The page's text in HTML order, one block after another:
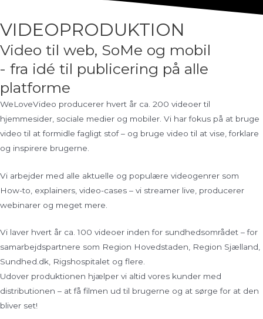
VIDEOPRODUKTION
Video til web, SoMe og mobil
- fra idé til publicering på alle
platforme
WeLoveVideo producerer hvert år ca. 200 videoer til
hjemmesider, sociale medier og mobiler. Vi har fokus på at bruge
video til at formidle fagligt stof – og bruge video til at vise, forklare
og inspirere brugerne.
Vi arbejder med alle aktuelle og populære videogenrer som
How-to, explainers, video-cases – vi streamer live, producerer
webinarer og meget mere.
Vi laver hvert år ca. 100 videoer inden for sundhedsområdet – for
samarbejdspartnere som Region Hovedstaden, Region Sjælland,
Sundhed.dk, Rigshospitalet og flere.
Udover produktionen hjælper vi altid vores kunder med
distributionen – at få filmen ud til brugerne og at sørge for at den
bliver set!